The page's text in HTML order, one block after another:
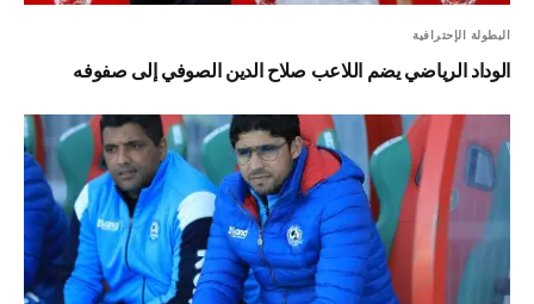
البطولة الإحترافية
الوداد الرياضي يضم اللاعب صلاح الدين الصوفي إلى صفوفه